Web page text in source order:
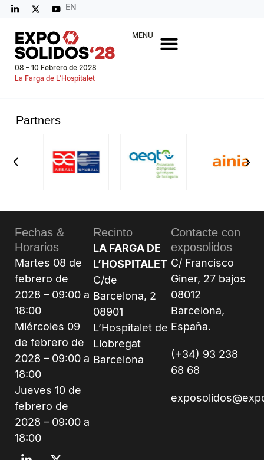
EN
08 – 10 Febrero de 2028
La Farga de L’Hospitalet
MENU
Partners
Fechas &
Horarios
Martes 08 de
febrero de
2028 – 09:00 a
18:00
Miércoles 09
de febrero de
2028 – 09:00 a
18:00
Jueves 10 de
febrero de
2028 – 09:00 a
18:00
Recinto
LA FARGA DE
L’HOSPITALET
C/de
Barcelona, 2
08901
L’Hospitalet de
Llobregat
Barcelona
Contacte con
exposolidos
C/ Francisco
Giner, 27 bajos
08012
Barcelona,
España.
(+34) 93 238
68 68